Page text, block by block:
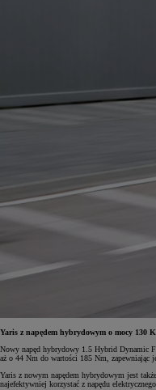
Yaris z napędem hybrydowym o mocy 130
Nowy napęd hybrydowy 1.5 Hybrid Dynamic
aż o 44 Nm do wartości 185 Nm, zapewniając
Yaris z nowym napędem hybrydowym jest
najefektywniej korzystać z napędu